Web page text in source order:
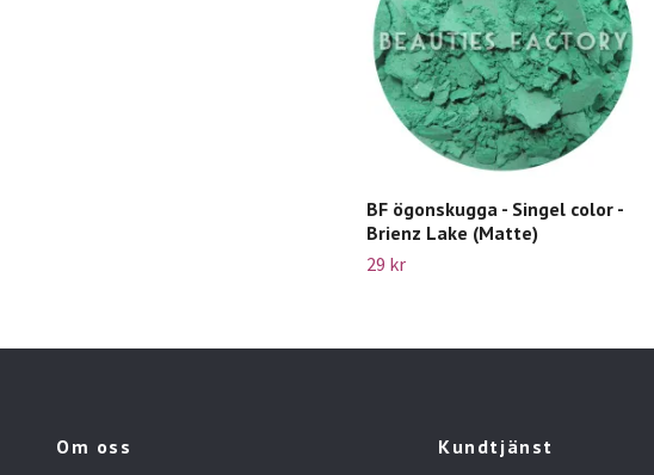
BF ögonskugga - Singel color -
Brienz Lake (Matte)
29 kr
Om oss Kundtjänst